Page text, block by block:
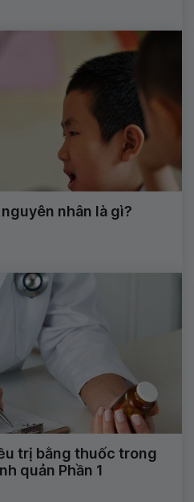
nhân là gì?
trị bằng thuốc trong
quản Phần 1